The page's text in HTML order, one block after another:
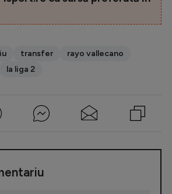
transfer
rayo vallecano
la liga 2